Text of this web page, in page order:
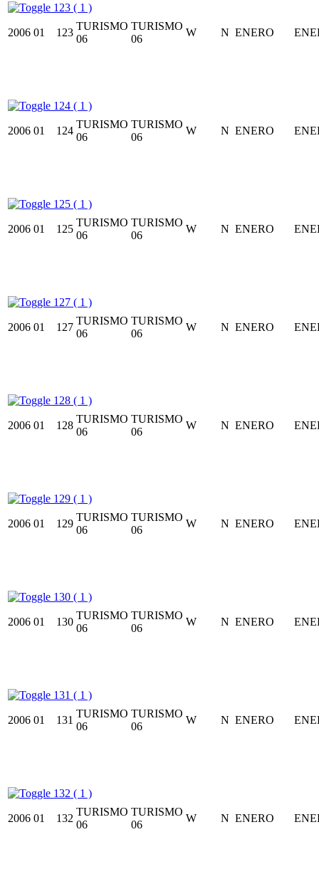
123 ( 1 )
2006 01 123
TURISMO
06
TURISMO
06
W N ENERO
124 ( 1 )
2006 01 124
TURISMO
06
TURISMO
06
W N ENERO
125 ( 1 )
2006 01 125
TURISMO
06
TURISMO
06
W N ENERO
127 ( 1 )
2006 01 127
TURISMO
06
TURISMO
06
W N ENERO
128 ( 1 )
2006 01 128
TURISMO
06
TURISMO
06
W N ENERO
129 ( 1 )
2006 01 129
TURISMO
06
TURISMO
06
W N ENERO
130 ( 1 )
2006 01 130
TURISMO
06
TURISMO
06
W N ENERO
131 ( 1 )
2006 01 131
TURISMO
06
TURISMO
06
W N ENERO
132 ( 1 )
2006 01 132
TURISMO
06
TURISMO
06
W N ENERO